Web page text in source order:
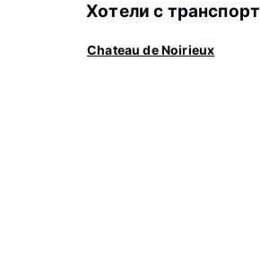
Хотели с
Chateau de Noirieux